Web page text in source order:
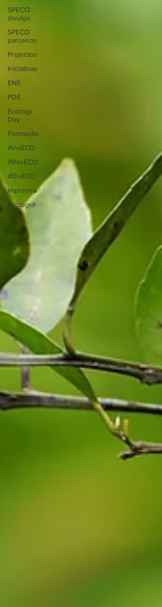
SPECO
divulga
SPECO
parceiros
Projectos
Iniciativas
ENE
PDE
Ecology
Day
Formação
#InvECO
#ResECO
#DivECO
Imprensa
Ecologi@